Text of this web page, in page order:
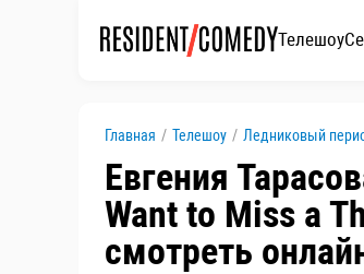
Телешоу
Главная / Телешоу / Ледниковый
Евгения
Want to Miss a
смотреть